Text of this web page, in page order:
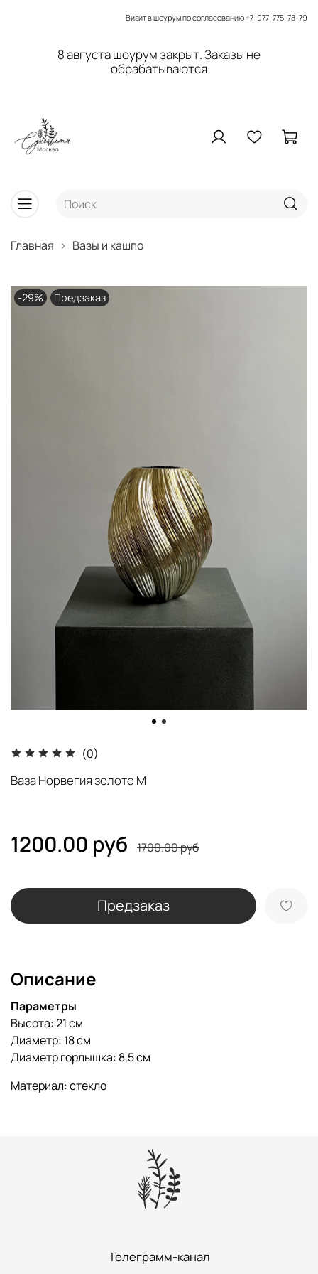
Визит в шоурум по согласованию+7-977-775-78-79
8 августа шоурум закрыт. Заказы не
обрабатываются
Главная Вазы и кашпо
-29% Предзаказ
(0)
Ваза Норвегия золото M
1200.00 руб 1700.00 руб
Предзаказ
Описание
Параметры
Высота: 21 см
Диаметр: 18 см
Диаметр горлышка: 8,5 см
Материал: стекло
Телеграмм-канал